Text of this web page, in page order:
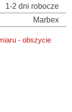
1-2 dni robocze
Marbex
- obszycie